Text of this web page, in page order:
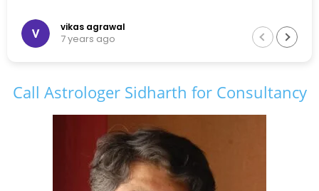
vikas agrawal
7 years ago
Call Astrologer Sidharth for Consultancy